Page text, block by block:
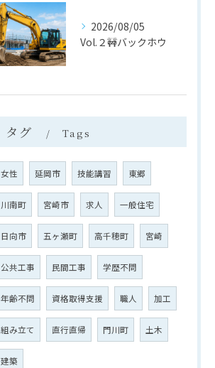
2026/08/05
Vol.２🚧バックホウ
タグ Tags
女性 延岡市 技能講習 東郷
川南町 宮崎市 求人 一般住宅
日向市 五ヶ瀬町 高千穂町 宮崎
公共工事 民間工事 学歴不問
年齢不問 資格取得支援 職人 加工
組み立て 直行直帰 門川町 土木
建築